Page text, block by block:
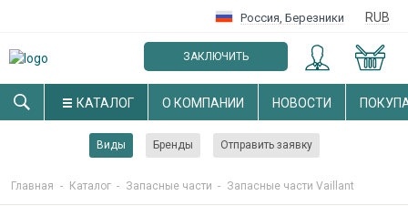
Россия, Березники RUB
ЗАКЛЮЧИТЬ
ОПТОВЫЙ ДОГОВОР
КАТАЛОГ О КОМПАНИИ НОВОСТИ
Виды Бренды Отправить заявку
Главная - Каталог - Запасные части - Запасные части Vaillant